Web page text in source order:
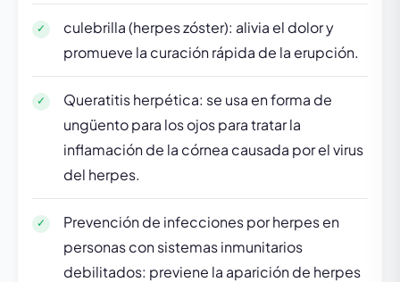
culebrilla (herpes zóster): alivia el dolor y
promueve la curación rápida de la erupción.
Queratitis herpética: se usa en forma de
ungüento para los ojos para tratar la
inflamación de la córnea causada por el virus
del herpes.
Prevención de infecciones por herpes en
personas con sistemas inmunitarios
debilitados: previene la aparición de herpes